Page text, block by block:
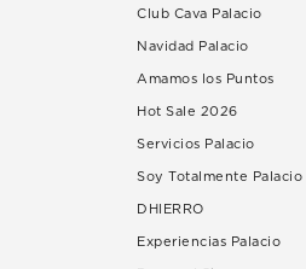
Club Cava Palacio
Navidad Palacio
Amamos los Puntos
Hot Sale 2026
Servicios Palacio
Soy Totalmente Palacio
DHIERRO
Experiencias Palacio